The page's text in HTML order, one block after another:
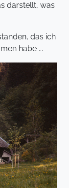
darstellt, was
das ich
habe ...